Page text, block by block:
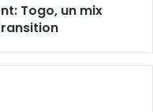
Togo, un mix